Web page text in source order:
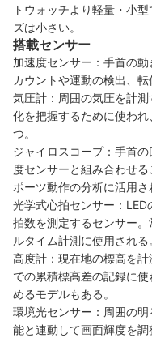
トウォッチより軽量・小
ズは小さい。
搭載センサー
加速度センサー：手首の
カウントや運動の検出、転
気圧計：周囲の気圧を計
化を把握するために使わ
つ。
ジャイロスコープ：手首
度センサーと組み合わせ
ポーツ動作の分析に活用さ
光学式心拍センサー：
拍数を測定するセンサー
ルタイム計測に使用される
高度計：現在地の標高を
での累積標高差の記録に
めるモデルもある。
環境光センサー：周囲の
能と連動して画面輝度を